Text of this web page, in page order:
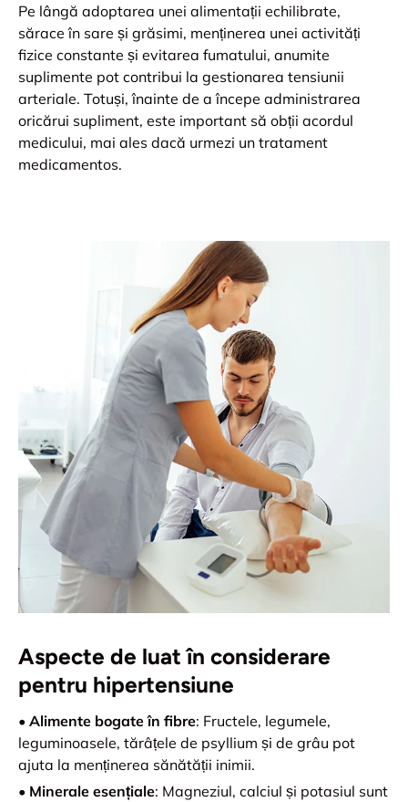
Pe lângă adoptarea unei alimentații echilibrate,
sărace în sare și grăsimi, menținerea unei activități
fizice constante și evitarea fumatului, anumite
suplimente pot contribui la gestionarea tensiunii
arteriale. Totuși, înainte de a începe administrarea
oricărui supliment, este important să obții acordul
medicului, mai ales dacă urmezi un tratament
medicamentos.
Aspecte de luat în considerare
pentru hipertensiune
• Alimente bogate în fibre: Fructele, legumele,
leguminoasele, tărâțele de psyllium și de grâu pot
ajuta la menținerea sănătății inimii.
• Minerale esențiale: Magneziul, calciul și potasiul sunt